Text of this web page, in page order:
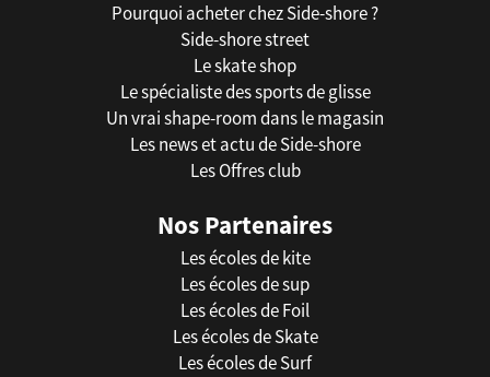
Pourquoi acheter chez Side-shore ?
Side-shore street
Le skate shop
Le spécialiste des sports de glisse
Un vrai shape-room dans le magasin
Les news et actu de Side-shore
Les Offres club
Nos Partenaires
Les écoles de kite
Les écoles de sup
Les écoles de Foil
Les écoles de Skate
Les écoles de Surf